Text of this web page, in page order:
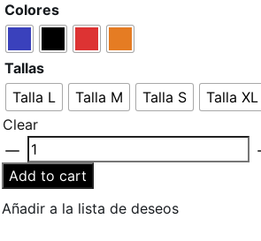
Colores
Tallas
Talla L
Talla M Talla S
Talla XL
Clear
Calzoneta
de
Baño
Estampada
Add to cart
Añadir a la lista de deseos